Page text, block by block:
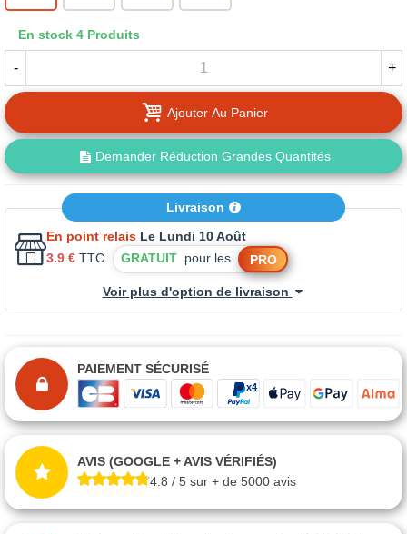
En stock 4 Produits
- +
Ajouter Au Panier
Demander Réduction Grandes Quantités
Livraison
En point relais Le Lundi 10 Août
3.9 € TTC GRATUIT pour les PRO
Voir plus d'option de livraison
PAIEMENT SÉCURISÉ
AVIS (GOOGLE + AVIS VÉRIFIÉS)
4.8 / 5 sur + de 5000 avis